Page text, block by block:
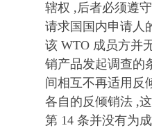
辖权 ,后者必须遵
请求国国内申请人
该 WTO 成员方并
销产品发起调查的
间相互不再适用反
各自的反倾销法 ,
第 14 条并没有为